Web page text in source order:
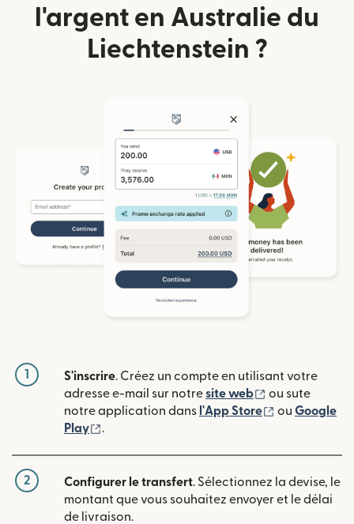
l'argent en Australie du
Liechtenstein ?
1 S'inscrire. Créez un compte en utilisant votre
adresse e-mail sur notresite web (s'ouvre dans
ou sute
notre application dans l'App Store (s'ouvre
ou Google
Play
.
2 Configurer le transfert. Sélectionnez la devise, le
montant que vous souhaitez envoyer et le délai
de livraison.